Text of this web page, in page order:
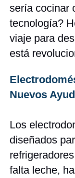
sería cocinar
tecnología?
viaje para
está
Nuevos
Los
diseñados
falta leche,